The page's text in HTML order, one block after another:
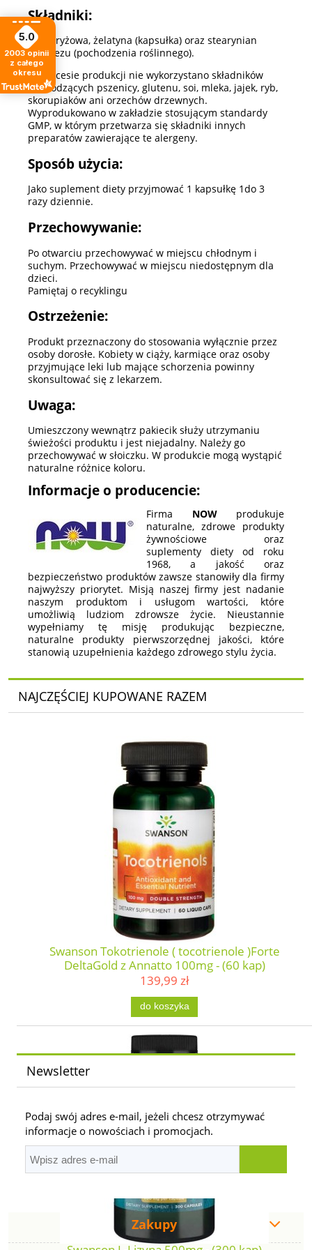
Składniki:
Mąka ryżowa, żelatyna (kapsułka) oraz stearynian
magnezu (pochodzenia roślinnego).
W procesie produkcji nie wykorzystano składników
pochodzących pszenicy, glutenu, soi, mleka, jajek, ryb,
skorupiaków ani orzechów drzewnych.
Wyprodukowano w zakładzie stosującym standardy
GMP, w którym przetwarza się składniki innych
preparatów zawierające te alergeny.
Sposób użycia:
Jako suplement diety przyjmować 1 kapsułkę 1do 3
razy dziennie.
Przechowywanie:
Po otwarciu przechowywać w miejscu chłodnym i
suchym. Przechowywać w miejscu niedostępnym dla
dzieci.
Pamiętaj o recyklingu
Ostrzeżenie:
Produkt przeznaczony do stosowania wyłącznie przez
osoby dorosłe. Kobiety w ciąży, karmiące oraz osoby
przyjmujące leki lub mające schorzenia powinny
skonsultować się z lekarzem.
Uwaga:
Umieszczony wewnątrz pakiecik służy utrzymaniu
świeżości produktu i jest niejadalny. Należy go
przechowywać w słoiczku. W produkcie mogą wystąpić
naturalne różnice koloru.
Informacje o producencie:
Firma NOWprodukuje
naturalne, zdrowe produkty
żywnościowe oraz
suplementy diety od roku
1968, a jakość oraz
bezpieczeństwo produktów zawsze stanowiły dla firmy
najwyższy priorytet. Misją naszej firmy jest nadanie
naszym produktom i usługom wartości, które
umożliwią ludziom zdrowsze życie. Nieustannie
wypełniamy tę misję produkując bezpieczne,
naturalne produkty pierwszorzędnej jakości, które
stanowią uzupełnienia każdego zdrowego stylu życia.
NAJCZĘŚCIEJ KUPOWANE RAZEM
Swanson Tokotrienole ( tocotrienole )Forte
DeltaGold z Annatto 100mg - (60 kap)
139,99 zł
do koszyka
Newsletter
Podaj swój adres e-mail, jeżeli chcesz otrzymywać
informacje o nowościach i promocjach.
Zakupy
5.0
2003 opinii
z całego
okresu